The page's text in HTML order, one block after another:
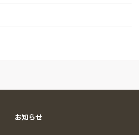
お知らせ